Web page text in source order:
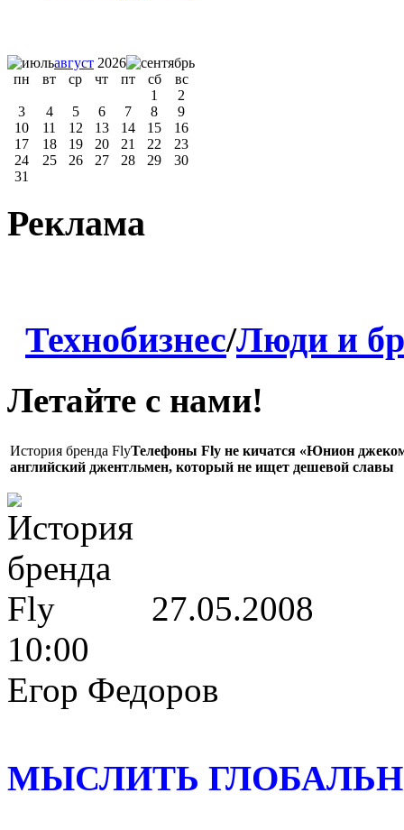
август 2026
пн
вт ср чт пт сб
вс
1
2
3
4 5 6 7 8
9
10
11 12 13 14 15
16
17
18 19 20 21 22
23
24
25 26 27 28 29
30
31
Реклама
Технобизнес/Люди и
Летайте с нами!
История бренда FlyТелефоны Fly не кичатся «Юнион
английский джентльмен, который не ищет дешевой славы
27.05.2008
10:00
Егор Федоров
МЫСЛИТЬ